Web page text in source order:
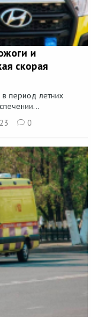
и
скорая
период летних
0